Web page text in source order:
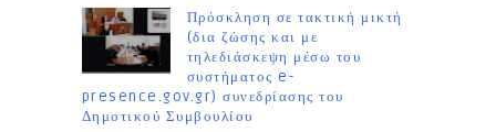
Πρόσκληση σε τακτική μικτή
(δια ζώσης και με
τηλεδιάσκεψη μέσω του
συστήματος e-
presence.gov.gr) συνεδρίασης του
Δημοτικού Συμβουλίου